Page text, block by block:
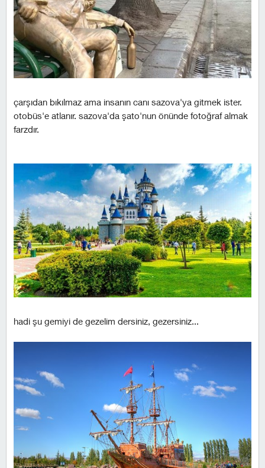
çarşıdan bıkılmaz ama insanın canı sazova'ya gitmek ister.
otobüs'e atlanır. sazova'da şato'nun önünde fotoğraf almak
farzdır.
hadi şu gemiyi de gezelim dersiniz, gezersiniz...